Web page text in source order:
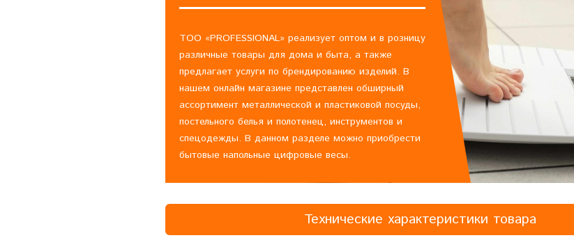
ТОО «PROFESSIONAL» реализует оптом и в розницу
различные товары для дома и быта, а также
предлагает услуги по брендированию изделий. В
нашем онлайн магазине представлен обширный
ассортимент металлической и пластиковой посуды,
постельного белья и полотенец, инструментов и
спецодежды. В данном разделе можно приобрести
бытовые напольные цифровые весы.
Технические характеристики товара